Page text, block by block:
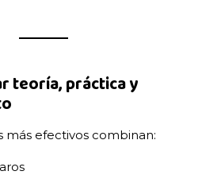
teoría, práctica y
más efectivos combinan: